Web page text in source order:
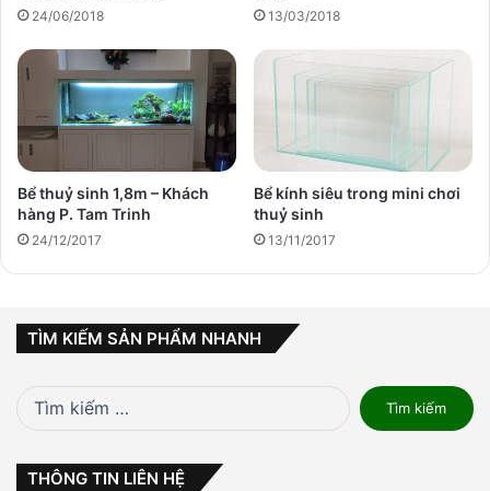
24/06/2018 13/03/2018
Bể thuỷ sinh 1,8m – Khách
hàng P. Tam Trinh
24/12/2017
Bể kính siêu trong mini chơi
thuỷ sinh
13/11/2017
TÌM KIẾM SẢN PHẨM NHANH
Tìm
kiếm
THÔNG TIN LIÊN HỆ